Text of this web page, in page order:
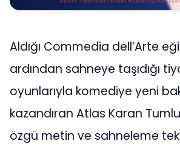
Aldığı Commedia dell’Arte
ardından sahneye taşıdığı
oyunlarıyla komediye yeni
kazandıran Atlas Karan
özgü metin ve sahneleme